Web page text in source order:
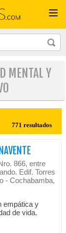
MENTAL Y
771 resultados
866, entre
Edif. Torres
- Cochabamba,
empática y
de vida.